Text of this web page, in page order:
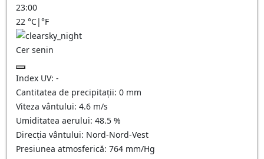
23:00
22 °C|°F
Cer senin
Index UV: -
Cantitatea de precipitații: 0 mm
Viteza vântului: 4.6 m/s
Umiditatea aerului: 48.5 %
Direcția vântului: Nord-Nord-Vest
Presiunea atmosferică: 764 mm/Hg